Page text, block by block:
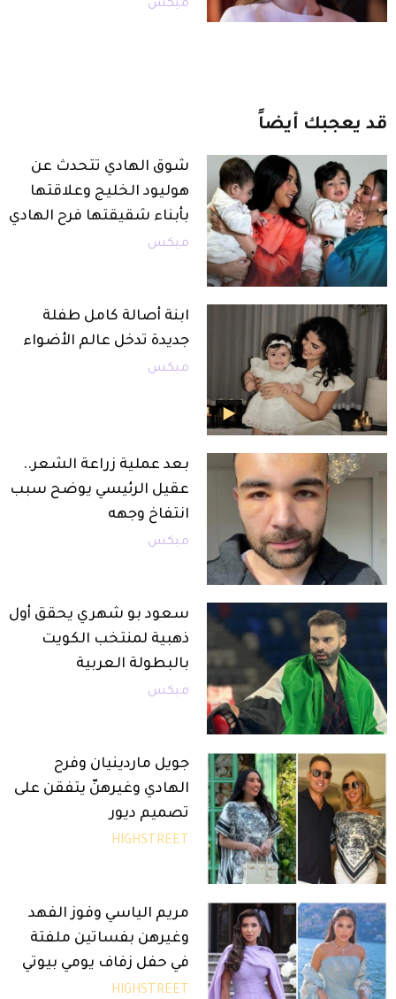
ميكس
قد يعجبك أيضاً
شوق الهادي تتحدث عن
هوليود الخليج وعلاقتها
بأبناء شقيقتها فرح الهادي
ميكس
ابنة أصالة كامل طفلة
جديدة تدخل عالم الأضواء
ميكس
بعد عملية زراعة الشعر..
عقيل الرئيسي يوضح سبب
انتفاخ وجهه
ميكس
سعود بو شهري يحقق أول
ذهبية لمنتخب الكويت
بالبطولة العربية
ميكس
جويل ماردينيان وفرح
الهادي وغيرهنّ يتفقن على
تصميم ديور
HIGHSTREET
مريم الياسي وفوز الفهد
وغيرهن بفساتين ملفتة
في حفل زفاف يومي بيوتي
HIGHSTREET